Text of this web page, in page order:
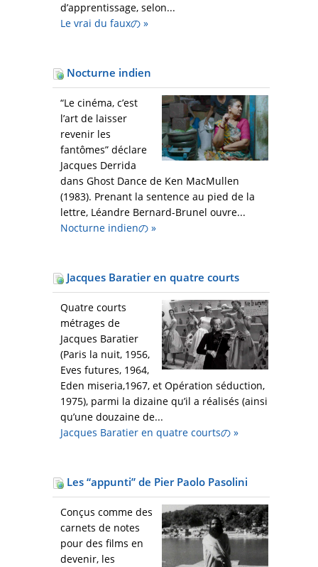
d’apprentissage, selon...
Le vrai du fauxの »
Nocturne indien
“Le cinéma, c’est
l’art de laisser
revenir les
fantômes” déclare
Jacques Derrida
dans Ghost Dance de Ken MacMullen
(1983). Prenant la sentence au pied de la
lettre, Léandre Bernard-Brunel ouvre...
Nocturne indienの »
Jacques Baratier en quatre courts
Quatre courts
métrages de
Jacques Baratier
(Paris la nuit, 1956,
Eves futures, 1964,
Eden miseria,1967, et Opération séduction,
1975), parmi la dizaine qu’il a réalisés (ainsi
qu’une douzaine de...
Jacques Baratier en quatre courtsの »
Les “appunti” de Pier Paolo Pasolini
Conçus comme des
carnets de notes
pour des films en
devenir, les